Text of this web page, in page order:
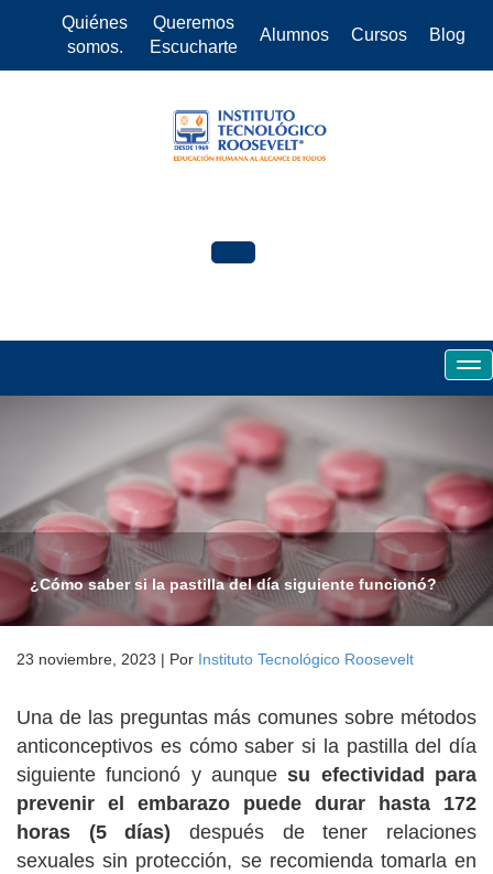
Quiénes
somos.
Queremos
Escucharte
Alumnos Cursos Blog
¿Cómo saber si la pastilla del día siguiente funcionó?
23 noviembre, 2023 | Por Instituto Tecnológico Roosevelt
Una de las preguntas más comunes sobre métodos
anticonceptivos es cómo saber si la pastilla del día
siguiente funcionó y aunquesu efectividad para
prevenir el embarazo puede durar hasta 172
horas (5 días) después de tener relaciones
sexuales sin protección, se recomienda tomarla en